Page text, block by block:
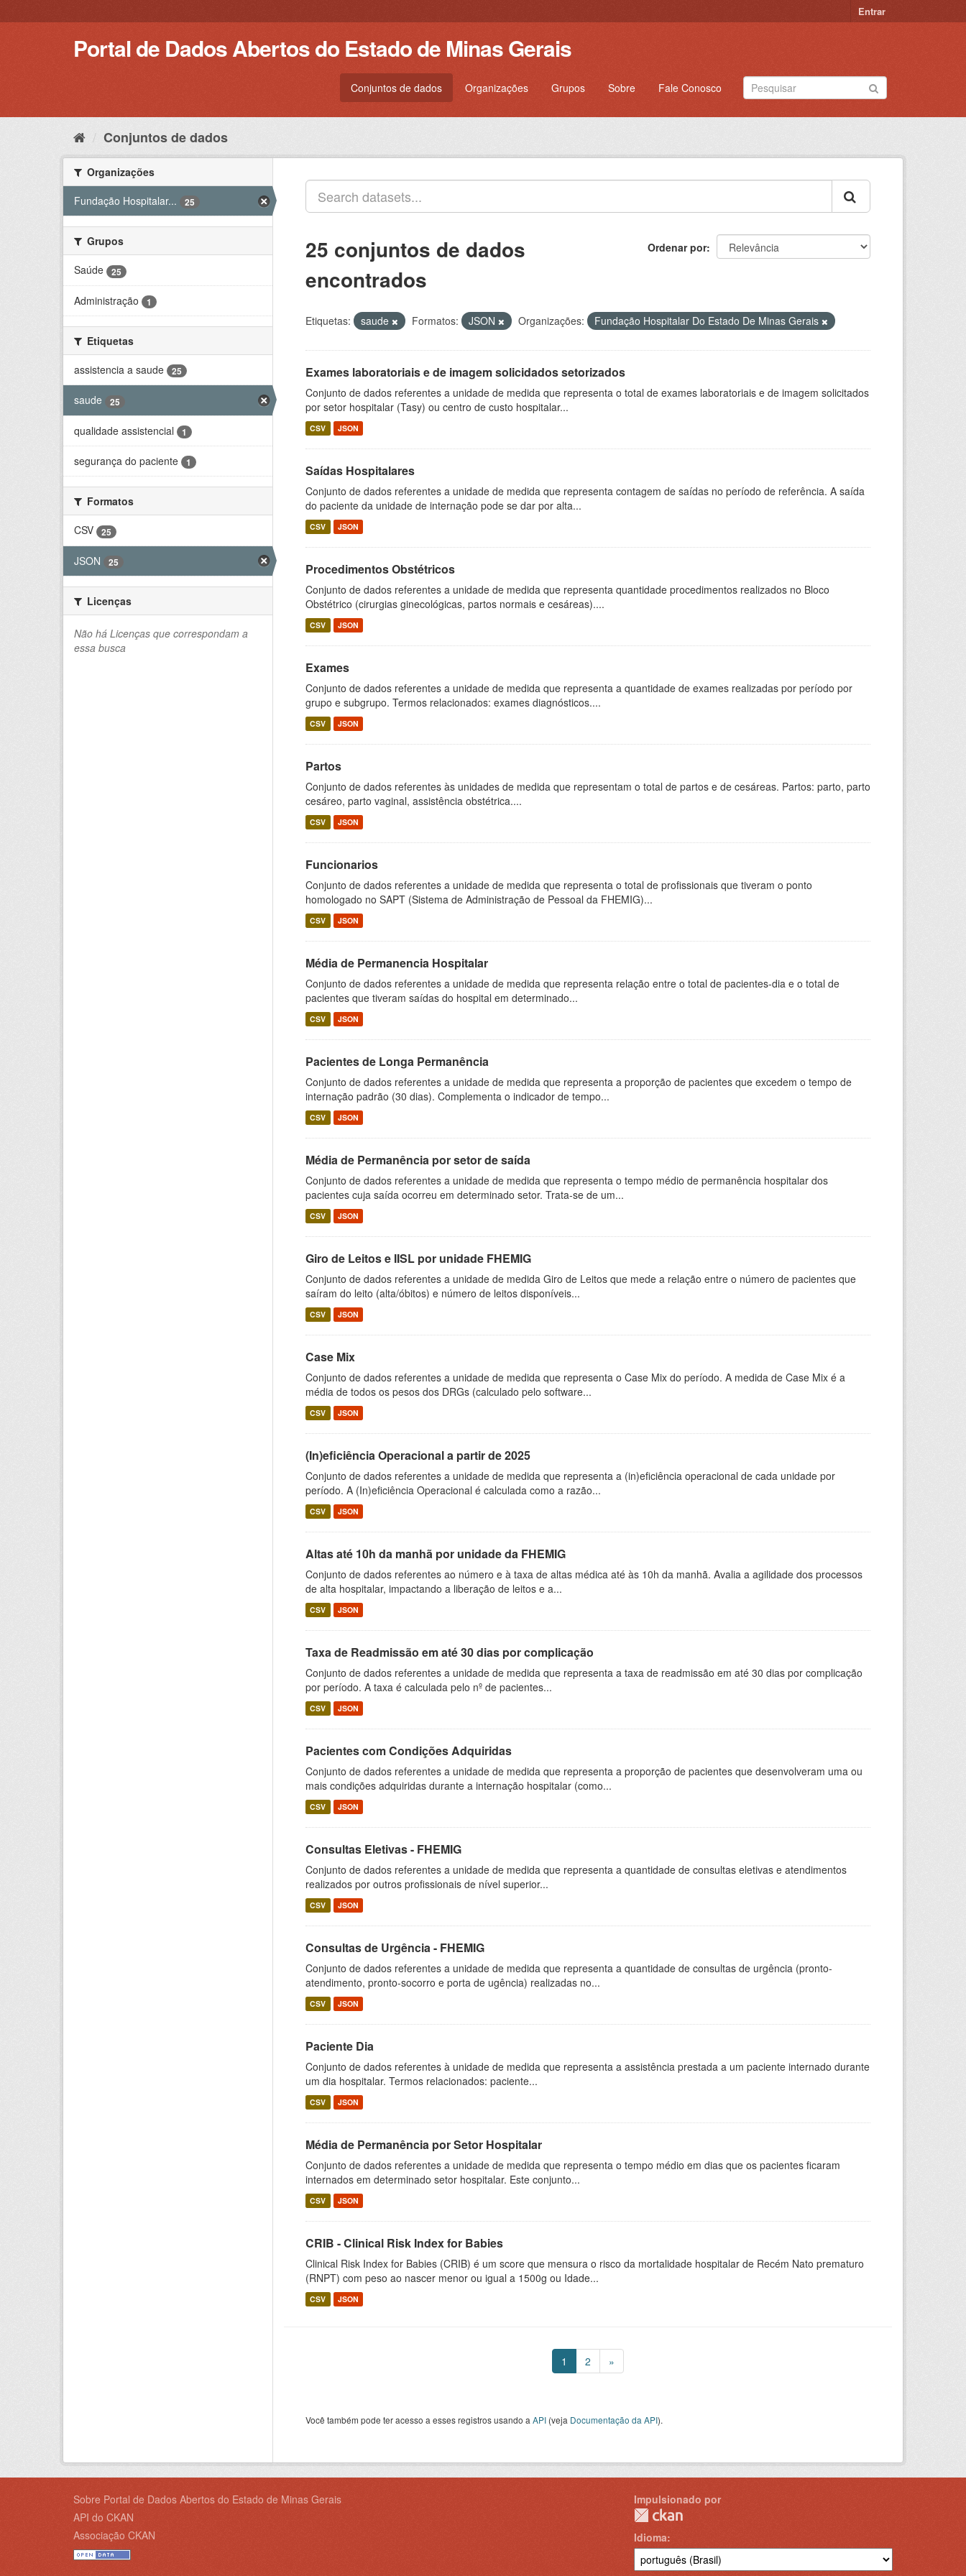
para
Entrar
Portal de Dados Abertos do Estado de Minas Gerais
Conjuntos de dados Organizações Grupos Sobre Fale Conosco
Conjuntos de dados
Organizações
Fundação Hospitalar...
25
Grupos
Saúde
25
Administração 1
Etiquetas
assistencia a saude
25
saude 25
qualidade assistencial 1
segurança do paciente 1
Formatos
CSV
25
JSON 25
Licenças
Não há Licenças que correspondam a
essa busca
Ordenar por
25 conjuntos de dados
encontrados
Etiquetas: saude Formatos: JSON Organizações: Fundação Hospitalar Do Estado De Minas Gerais
Exames laboratoriais e de imagem solicidados setorizados
Conjunto de dados referentes a unidade de medida que representa o total de exames laboratoriais e de imagem solicitados
por setor hospitalar (Tasy) ou centro de custo hospitalar...
CSV JSON
Saídas Hospitalares
Conjunto de dados referentes a unidade de medida que representa contagem de saídas no período de referência. A saída
do paciente da unidade de internação pode se dar por alta...
CSV JSON
Procedimentos Obstétricos
Conjunto de dados referentes a unidade de medida que representa quantidade procedimentos realizados no Bloco
Obstétrico (cirurgias ginecológicas, partos normais e cesáreas)....
CSV JSON
Exames
Conjunto de dados referentes a unidade de medida que representa a quantidade de exames realizadas por período por
grupo e subgrupo. Termos relacionados: exames diagnósticos....
CSV JSON
Partos
Conjunto de dados referentes às unidades de medida que representam o total de partos e de cesáreas. Partos: parto, parto
cesáreo, parto vaginal, assistência obstétrica....
CSV JSON
Funcionarios
Conjunto de dados referentes a unidade de medida que representa o total de profissionais que tiveram o ponto
homologado no SAPT (Sistema de Administração de Pessoal da FHEMIG)...
CSV JSON
Média de Permanencia Hospitalar
Conjunto de dados referentes a unidade de medida que representa relação entre o total de pacientes-dia e o total de
pacientes que tiveram saídas do hospital em determinado...
CSV JSON
Pacientes de Longa Permanência
Conjunto de dados referentes a unidade de medida que representa a proporção de pacientes que excedem o tempo de
internação padrão (30 dias). Complementa o indicador de tempo...
CSV JSON
Média de Permanência por setor de saída
Conjunto de dados referentes a unidade de medida que representa o tempo médio de permanência hospitalar dos
pacientes cuja saída ocorreu em determinado setor. Trata-se de um...
CSV JSON
Giro de Leitos e IISL por unidade FHEMIG
Conjunto de dados referentes a unidade de medida Giro de Leitos que mede a relação entre o número de pacientes que
saíram do leito (alta/óbitos) e número de leitos disponíveis...
CSV JSON
Case Mix
Conjunto de dados referentes a unidade de medida que representa o Case Mix do período. A medida de Case Mix é a
média de todos os pesos dos DRGs (calculado pelo software...
CSV JSON
(In)eficiência Operacional a partir de 2025
Conjunto de dados referentes a unidade de medida que representa a (in)eficiência operacional de cada unidade por
período. A (In)eficiência Operacional é calculada como a razão...
CSV JSON
Altas até 10h da manhã por unidade da FHEMIG
Conjunto de dados referentes ao número e à taxa de altas médica até às 10h da manhã. Avalia a agilidade dos processos
de alta hospitalar, impactando a liberação de leitos e a...
CSV JSON
Taxa de Readmissão em até 30 dias por complicação
Conjunto de dados referentes a unidade de medida que representa a taxa de readmissão em até 30 dias por complicação
por período. A taxa é calculada pelo nº de pacientes...
CSV JSON
Pacientes com Condições Adquiridas
Conjunto de dados referentes a unidade de medida que representa a proporção de pacientes que desenvolveram uma ou
mais condições adquiridas durante a internação hospitalar (como...
CSV JSON
Consultas Eletivas - FHEMIG
Conjunto de dados referentes a unidade de medida que representa a quantidade de consultas eletivas e atendimentos
realizados por outros profissionais de nível superior...
CSV JSON
Consultas de Urgência - FHEMIG
Conjunto de dados referentes a unidade de medida que representa a quantidade de consultas de urgência (pronto-
atendimento, pronto-socorro e porta de ugência) realizadas no...
CSV JSON
Paciente Dia
Conjunto de dados referentes à unidade de medida que representa a assistência prestada a um paciente internado durante
um dia hospitalar. Termos relacionados: paciente...
CSV JSON
Média de Permanência por Setor Hospitalar
Conjunto de dados referentes a unidade de medida que representa o tempo médio em dias que os pacientes ficaram
internados em determinado setor hospitalar. Este conjunto...
CSV JSON
CRIB - Clinical Risk Index for Babies
Clinical Risk Index for Babies (CRIB) é um score que mensura o risco da mortalidade hospitalar de Recém Nato prematuro
(RNPT) com peso ao nascer menor ou igual a 1500g ou Idade...
CSV JSON
1 2 »
Você também pode ter acesso a esses registros usando a API (veja Documentação da API).
Sobre Portal de Dados Abertos do Estado de Minas Gerais
API do CKAN
Associação CKAN
Impulsionado por
Idioma